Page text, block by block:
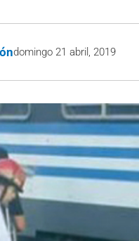
domingo 21 abril, 2019